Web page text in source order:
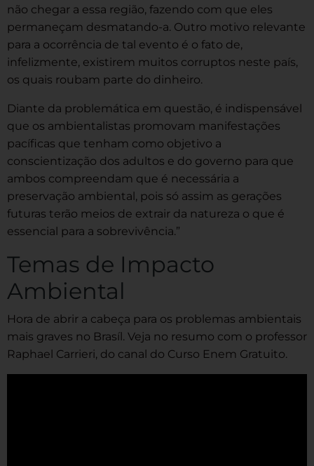
não chegar a essa região, fazendo com que eles
permaneçam desmatando-a. Outro motivo relevante
para a ocorrência de tal evento é o fato de,
infelizmente, existirem muitos corruptos neste país,
os quais roubam parte do dinheiro.
Diante da problemática em questão, é indispensável
que os ambientalistas promovam manifestações
pacíficas que tenham como objetivo a
conscientização dos adultos e do governo para que
ambos compreendam que é necessária a
preservação ambiental, pois só assim as gerações
futuras terão meios de extrair da natureza o que é
essencial para a sobrevivência.”
Temas de Impacto
Ambiental
Hora de abrir a cabeça para os problemas ambientais
mais graves no Brasíl. Veja no resumo com o professor
Raphael Carrieri, do canal do Curso Enem Gratuito.